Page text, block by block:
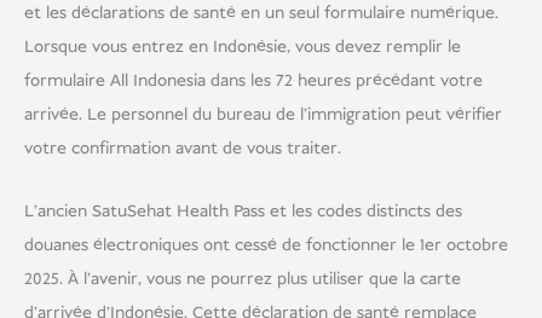
et les déclarations de santé en un seul formulaire numérique.
Lorsque vous entrez en Indonésie, vous devez remplir le
formulaire All Indonesia dans les 72 heures précédant votre
arrivée. Le personnel du bureau de l'immigration peut vérifier
votre confirmation avant de vous traiter.
L'ancien SatuSehat Health Pass et les codes distincts des
douanes électroniques ont cessé de fonctionner le 1er octobre
2025. À l'avenir, vous ne pourrez plus utiliser que la carte
d'arrivée d'Indonésie. Cette déclaration de santé remplace